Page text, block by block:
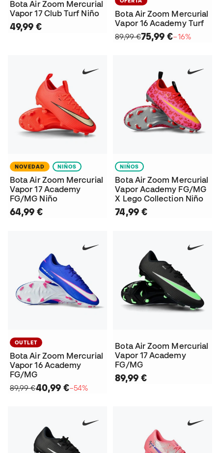
Bota Air Zoom Mercurial
Vapor 17 Club Turf Niño
49,99 €
Bota Air Zoom Mercurial
Vapor 16 Academy Turf
89,99 €75,99 €−16%
NOVEDAD NIÑOS
Bota Air Zoom Mercurial
Vapor 17 Academy
FG/MG Niño
64,99 €
NIÑOS
Bota Air Zoom Mercurial
Vapor Academy FG/MG
X Lego Collection Niño
74,99 €
OUTLET
Bota Air Zoom Mercurial
Vapor 16 Academy
FG/MG
89,99 €40,99 €−54%
Bota Air Zoom Mercurial
Vapor 17 Academy
FG/MG
89,99 €